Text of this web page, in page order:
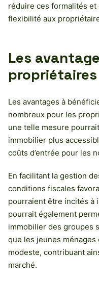
réduire ces formalités
flexibilité aux
Les
Les avantages à
nombreux pour les
une telle mesure
immobilier plus
coûts d’entrée pour les
En facilitant la gestion
conditions fiscales
pourraient être incités à
pourrait également
immobilier des groupes
que les jeunes
modeste, contribuant
marché.